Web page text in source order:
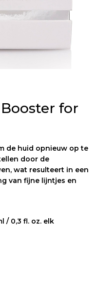
for
de huid opnieuw op te
door de
wat resulteert in een
van fijne lijntjes en
/ 0,3 fl. oz. elk